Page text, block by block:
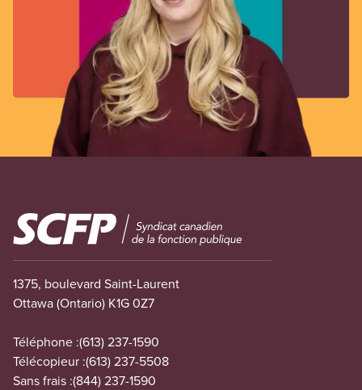
Image
1375, boulevard Saint-Laurent
Ottawa (Ontario) K1G 0Z7
Téléphone :(613) 237-1590
Télécopieur :(613) 237-5508
Sans frais :(844) 237-1590